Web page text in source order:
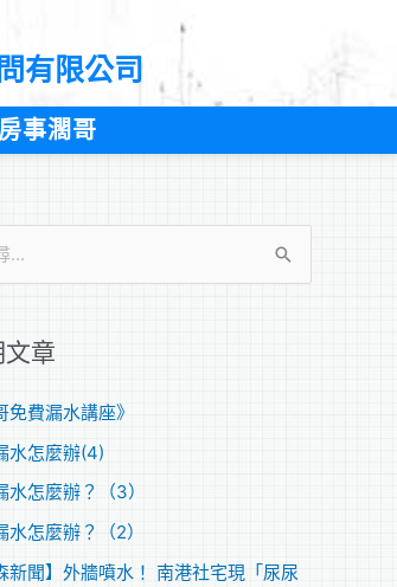
有限公司
房事濶哥
章
免費漏水講座》
水怎麼辦(4)
水怎麼辦？（3）
水怎麼辦？（2）
新聞】外牆噴水！ 南港社宅現「尿尿